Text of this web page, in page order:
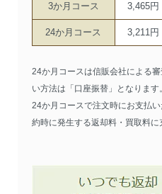
3か月コース 3,465円
24か月コース 3,211円
24か月コースは信販会社による
い方法は「口座振替」となります。
24か月コースで注文時にお支払
約時に発生する返却料・買取料に